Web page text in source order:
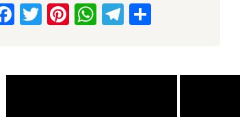
Facebook
Twitter
Pinterest
WhatsApp
Telegram